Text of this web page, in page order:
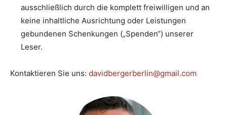
ausschließlich durch die komplett freiwilligen und an
keine inhaltliche Ausrichtung oder Leistungen
gebundenen Schenkungen („Spenden“) unserer
Leser.
Kontaktieren Sie uns: davidbergerberlin@gmail.com